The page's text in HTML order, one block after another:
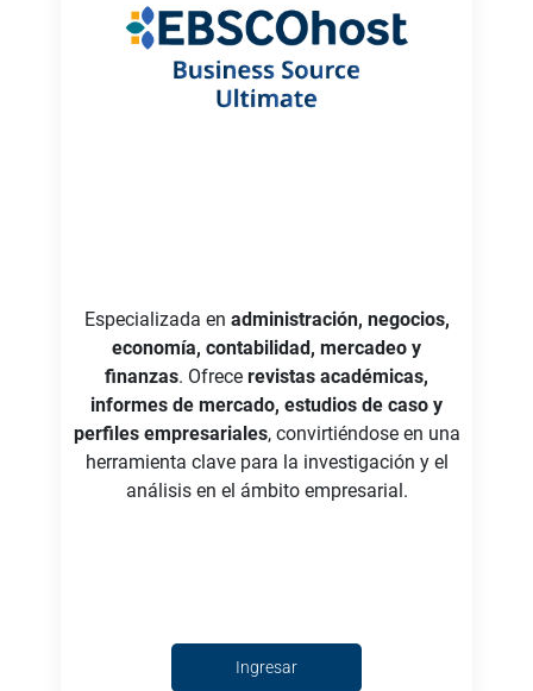
Especializada en administración, negocios,
economía, contabilidad, mercadeo y
finanzas. Ofrece revistas académicas,
informes de mercado, estudios de caso y
perfiles empresariales, convirtiéndose en una
herramienta clave para la investigación y el
análisis en el ámbito empresarial.
Ingresar